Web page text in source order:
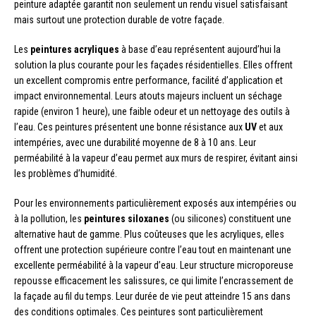
peinture adaptée garantit non seulement un rendu visuel satisfaisant
mais surtout une protection durable de votre façade.
Les peintures acryliques à base d’eau représentent aujourd’hui la
solution la plus courante pour les façades résidentielles. Elles offrent
un excellent compromis entre performance, facilité d’application et
impact environnemental. Leurs atouts majeurs incluent un séchage
rapide (environ 1 heure), une faible odeur et un nettoyage des outils à
l’eau. Ces peintures présentent une bonne résistance aux UVet aux
intempéries, avec une durabilité moyenne de 8 à 10 ans. Leur
perméabilité à la vapeur d’eau permet aux murs de respirer, évitant ainsi
les problèmes d’humidité.
Pour les environnements particulièrement exposés aux intempéries ou
à la pollution, les peintures siloxanes (ou silicones) constituent une
alternative haut de gamme. Plus coûteuses que les acryliques, elles
offrent une protection supérieure contre l’eau tout en maintenant une
excellente perméabilité à la vapeur d’eau. Leur structure microporeuse
repousse efficacement les salissures, ce qui limite l’encrassement de
la façade au fil du temps. Leur durée de vie peut atteindre 15 ans dans
des conditions optimales. Ces peintures sont particulièrement